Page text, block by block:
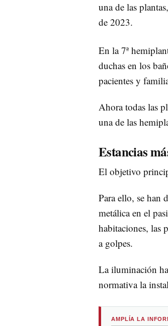
una de las
de 2023.
En la 7ª
duchas en los
pacientes y
Ahora todas las
una de las
Estancias
El objetivo
Para ello, se han
metálica en el
habitaciones, las
a golpes.
La iluminación
normativa la
AMPLÍA LA